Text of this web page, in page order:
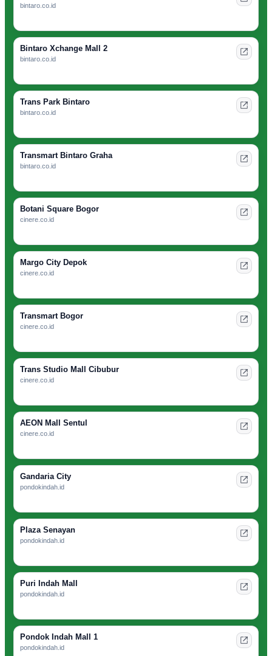
bintaro.co.id
Bintaro Xchange Mall 2
bintaro.co.id
Trans Park Bintaro
bintaro.co.id
Transmart Bintaro Graha
bintaro.co.id
Botani Square Bogor
cinere.co.id
Margo City Depok
cinere.co.id
Transmart Bogor
cinere.co.id
Trans Studio Mall Cibubur
cinere.co.id
AEON Mall Sentul
cinere.co.id
Gandaria City
pondokindah.id
Plaza Senayan
pondokindah.id
Puri Indah Mall
pondokindah.id
Pondok Indah Mall 1
pondokindah.id